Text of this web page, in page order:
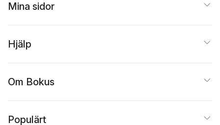
Mina sidor
Hjälp
Om Bokus
Populärt